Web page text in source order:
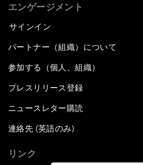
エンゲージメント
サインイン
パートナー（組織）について
参加する（個人、組織）
プレスリリース登録
ニュースレター購読
連絡先 (英語のみ)
リンク